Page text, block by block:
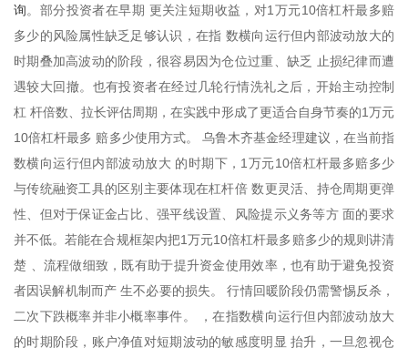
询。部分投资者在早期 更关注短期收益，对1万元10倍杠杆最多赔
多少的风险属性缺乏足够认识，在指 数横向运行但内部波动放大的
时期叠加高波动的阶段，很容易因为仓位过重、缺乏 止损纪律而遭
遇较大回撤。也有投资者在经过几轮行情洗礼之后，开始主动控制
杠 杆倍数、拉长评估周期，在实践中形成了更适合自身节奏的1万元
10倍杠杆最多 赔多少使用方式。 乌鲁木齐基金经理建议，在当前指
数横向运行但内部波动放大 的时期下，1万元10倍杠杆最多赔多少
与传统融资工具的区别主要体现在杠杆倍 数更灵活、持仓周期更弹
性、但对于保证金占比、强平线设置、风险提示义务等方 面的要求
并不低。若能在合规框架内把1万元10倍杠杆最多赔多少的规则讲清
楚 、流程做细致，既有助于提升资金使用效率，也有助于避免投资
者因误解机制而产 生不必要的损失。 行情回暖阶段仍需警惕反杀，
二次下跌概率并非小概率事件。 ，在指数横向运行但内部波动放大
的时期阶段，账户净值对短期波动的敏感度明显 抬升，一旦忽视仓